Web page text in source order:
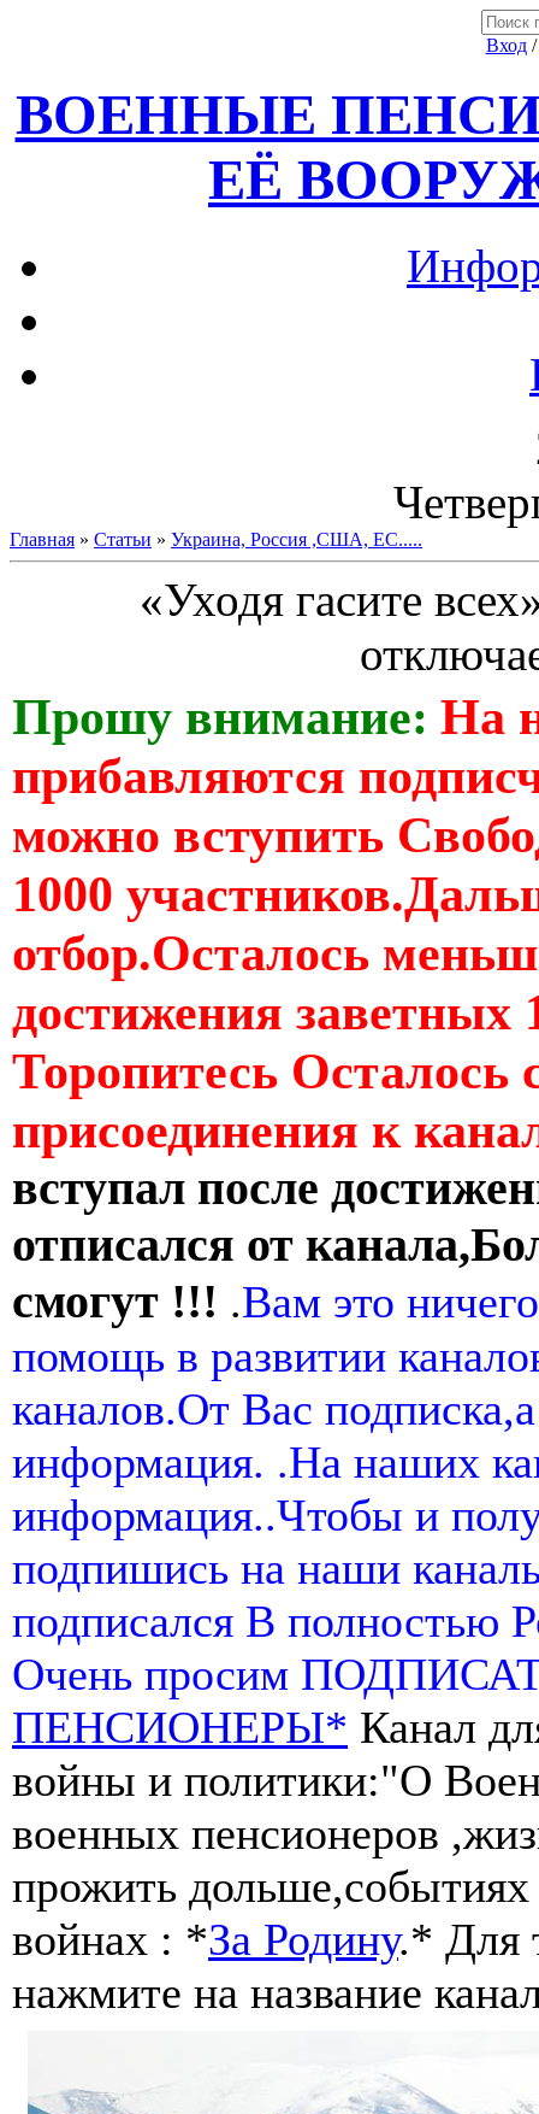
Вход
ВОЕННЫЕ
ЕЁ
Главная » Статьи » Украина, Россия ,США, ЕС.....
«Уходя гасите
Прошу внимание: На
прибавляются
можно вступить
1000
отбор.Осталось
достижения заветных
Торопитесь Осталось
присоединения к
вступал после
отписался от
смогут !!! .Вам это
помощь в развитии
каналов.От Вас
информация. .На наших
информация..Чтобы и
подпишись на наши
подписался В полностью
Очень просим
ПЕНСИОНЕРЫ* Канал
войны и политики:"О
военных пенсионеров
прожить
войнах : *За Родину.* Для
нажмите на название